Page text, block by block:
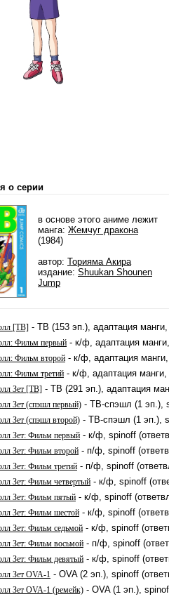
о серии
в основе этого аниме лежит
манга: Жемчуг дракона
(1984)
автор: Торияма Акира
издание: Shuukan Shounen
Jump
[ТВ] - ТВ (153 эп.), адаптация
Фильм первый - к/ф, адаптация
Фильм второй - к/ф, адаптация
Фильм третий - к/ф, адаптация манги,
Зет [ТВ] - ТВ (291 эп.), адаптация
Зет (спэшл первый) - ТВ-спэшл (1 эп.),
Зет (спэшл второй) - ТВ-спэшл (1 эп.),
Зет: Фильм первый - к/ф, spinoff
Зет: Фильм второй - п/ф, spinoff
Зет: Фильм третий - п/ф, spinoff
Зет: Фильм четвертый - к/ф, spinoff
Зет: Фильм пятый - к/ф, spinoff
Зет: Фильм шестой - к/ф, spinoff
Зет: Фильм седьмой - к/ф, spinoff
Зет: Фильм восьмой - п/ф, spinoff
Зет: Фильм девятый - к/ф, spinoff
Зет OVA-1 - OVA (2 эп.), spinoff
Зет OVA-1 (ремейк) - OVA (1 эп.),